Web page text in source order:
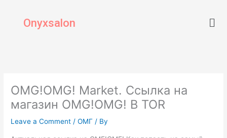
contentOnyxsalon
OMG!OMG! Market. Ссылка на
магазин OMG!OMG! В TOR
Leave a Comment /ОМГ / By